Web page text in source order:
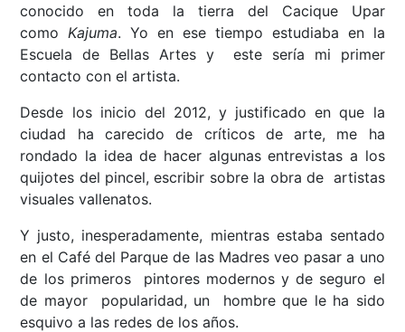
conocido en toda la tierra del Cacique Upar
como Kajuma. Yo en ese tiempo estudiaba en la
Escuela de Bellas Artes y este sería mi primer
contacto con el artista.
Desde los inicio del 2012, y justificado en que la
ciudad ha carecido de críticos de arte, me ha
rondado la idea de hacer algunas entrevistas a los
quijotes del pincel, escribir sobre la obra de artistas
visuales vallenatos.
Y justo, inesperadamente, mientras estaba sentado
en el Café del Parque de las Madres veo pasar a uno
de los primeros pintores modernos y de seguro el
de mayor popularidad, un hombre que le ha sido
esquivo a las redes de los años.